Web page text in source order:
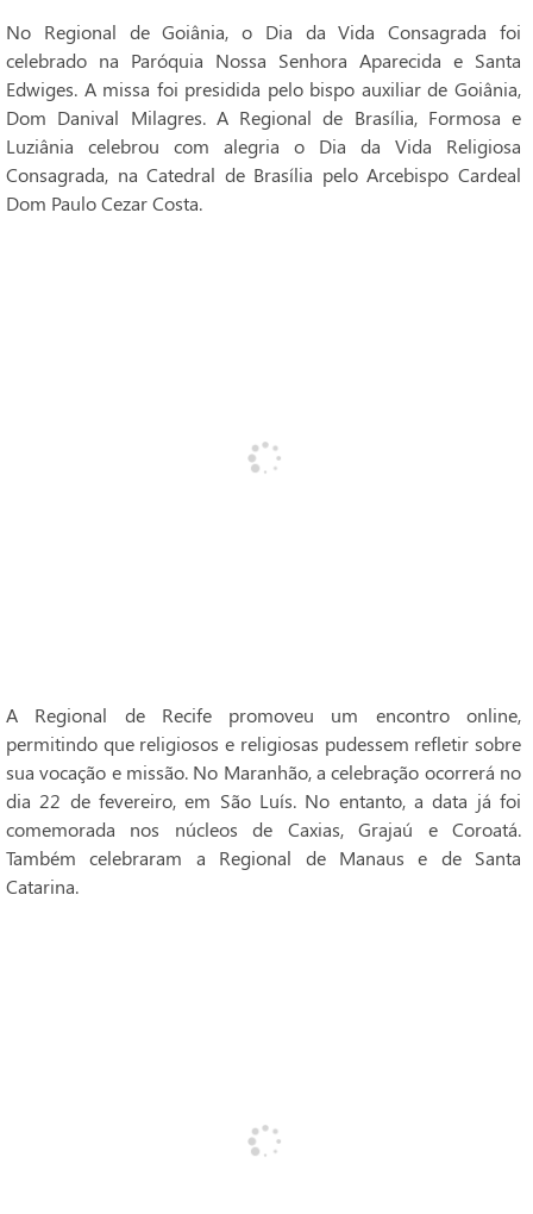
No Regional de Goiânia, o Dia da Vida Consagrada foi
celebrado na Paróquia Nossa Senhora Aparecida e Santa
Edwiges. A missa foi presidida pelo bispo auxiliar de Goiânia,
Dom Danival Milagres. A Regional de Brasília, Formosa e
Luziânia celebrou com alegria o Dia da Vida Religiosa
Consagrada, na Catedral de Brasília pelo Arcebispo Cardeal
Dom Paulo Cezar Costa.
A Regional de Recife promoveu um encontro online,
permitindo que religiosos e religiosas pudessem refletir sobre
sua vocação e missão. No Maranhão, a celebração ocorrerá no
dia 22 de fevereiro, em São Luís. No entanto, a data já foi
comemorada nos núcleos de Caxias, Grajaú e Coroatá.
Também celebraram a Regional de Manaus e de Santa
Catarina.